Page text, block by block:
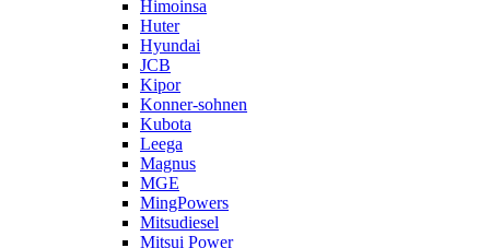
Himoinsa
Huter
Hyundai
JCB
Kipor
Konner-sohnen
Kubota
Leega
Magnus
MGE
MingPowers
Mitsudiesel
Mitsui Power